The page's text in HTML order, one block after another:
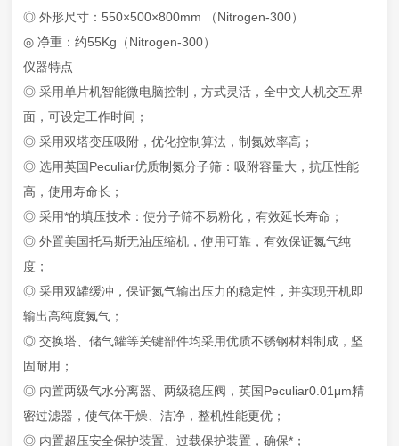
◎ 外形尺寸：550×500×800mm （Nitrogen-300）
◎ 净重：约55Kg（Nitrogen-300）
仪器特点
◎ 采用单片机智能微电脑控制，方式灵活，全中文人机交互界
面，可设定工作时间；
◎ 采用双塔变压吸附，优化控制算法，制氮效率高；
◎ 选用英国Peculiar优质制氮分子筛：吸附容量大，抗压性能
高，使用寿命长；
◎ 采用*的填压技术：使分子筛不易粉化，有效延长寿命；
◎ 外置美国托马斯无油压缩机，使用可靠，有效保证氮气纯
度；
◎ 采用双罐缓冲，保证氮气输出压力的稳定性，并实现开机即
输出高纯度氮气；
◎ 交换塔、储气罐等关键部件均采用优质不锈钢材料制成，坚
固耐用；
◎ 内置两级气水分离器、两级稳压阀，英国Peculiar0.01μm精
密过滤器，使气体干燥、洁净，整机性能更优；
◎ 内置超压安全保护装置、过载保护装置，确保*；